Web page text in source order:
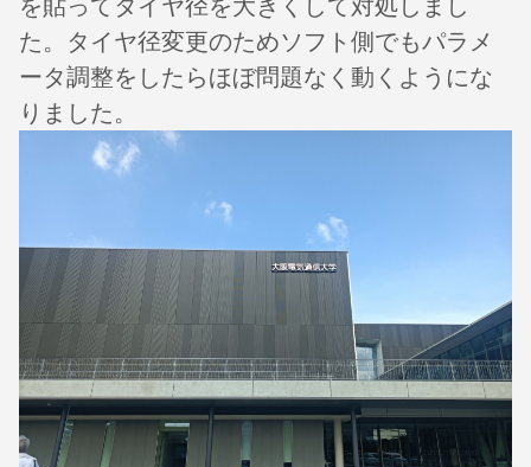
を貼ってタイヤ径を大きくして対処しまし
た。タイヤ径変更のためソフト側でもパラメ
ータ調整をしたらほぼ問題なく動くようにな
りました。